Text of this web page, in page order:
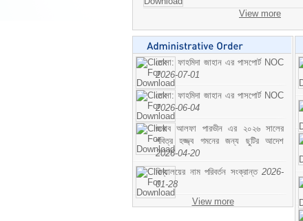
View more
মোসা: ফাহমিদা জাহান এর পাসপোর্ট NOC
2026-07-01
মোসা: ফাহমিদা জাহান এর পাসপোর্ট NOC
2026-06-04
জনাব আলফা পারভীন এর ২০২৬ সালের
পবিত্র হজ্জ্ব গমনের জন্য ছুটির আদেশ
2026-04-20
বিদ্যালয়ের নাম পরিবর্তন সংক্রান্ত 2026-
01-28
View more